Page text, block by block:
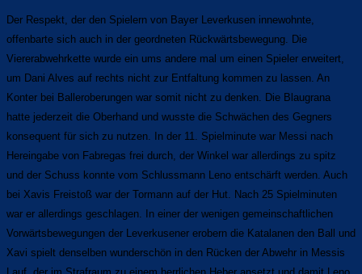
Der Respekt, der den Spielern von Bayer Leverkusen innewohnte,
offenbarte sich auch in der geordneten Rückwärtsbewegung. Die
Viererabwehrkette wurde ein ums andere mal um einen Spieler erweitert,
um Dani Alves auf rechts nicht zur Entfaltung kommen zu lassen. An
Konter bei Balleroberungen war somit nicht zu denken. Die Blaugrana
hatte jederzeit die Oberhand und wusste die Schwächen des Gegners
konsequent für sich zu nutzen. In der 11. Spielminute war Messi nach
Hereingabe von Fabregas frei durch, der Winkel war allerdings zu spitz
und der Schuss konnte vom Schlussmann Leno entschärft werden. Auch
bei Xavis Freistoß war der Tormann auf der Hut. Nach 25 Spielminuten
war er allerdings geschlagen. In einer der wenigen gemeinschaftlichen
Vorwärtsbewegungen der Leverkusener erobern die Katalanen den Ball und
Xavi spielt denselben wunderschön in den Rücken der Abwehr in Messis